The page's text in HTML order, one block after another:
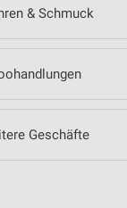
& Schmuck
Geschäfte